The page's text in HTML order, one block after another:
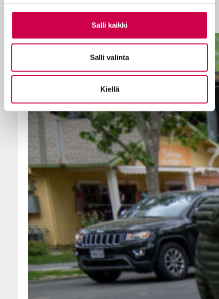
Salli kaikki
Salli valinta
Kiellä
valinnassa oli ero silloisesta tyttöystävästä.